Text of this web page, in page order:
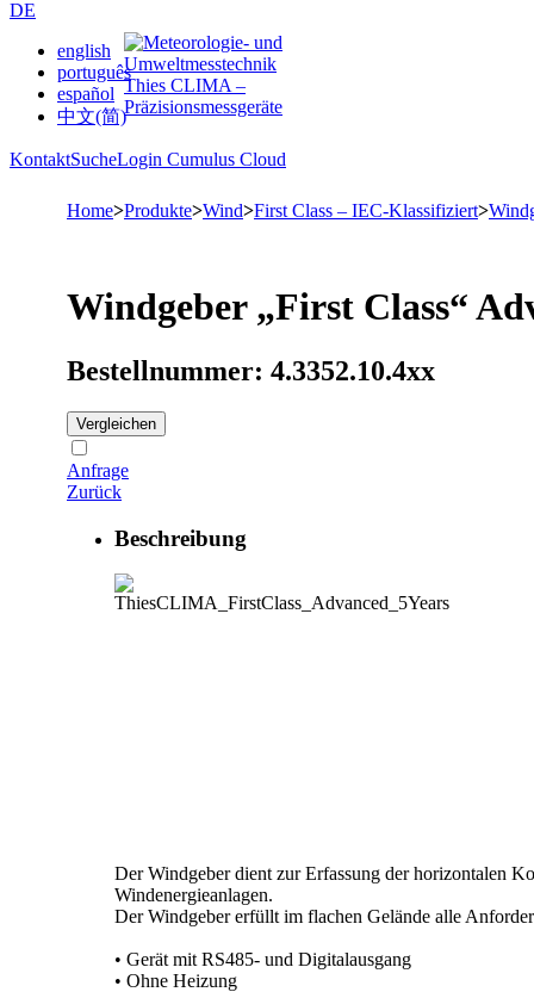
DE
english
português
español
中文(简)
KontaktSucheLogin Cumulus Cloud
Home>Produkte>Wind>First Class – IEC-Klassifiziert>
Windgeber „First Class“
Bestellnummer: 4.3352.10.4xx
Vergleichen
Anfrage
Zurück
Beschreibung
Der Windgeber dient zur Erfassung der horizontalen
Windenergieanlagen.
Der Windgeber erfüllt im flachen Gelände alle
• Gerät mit RS485- und Digitalausgang
• Ohne Heizung